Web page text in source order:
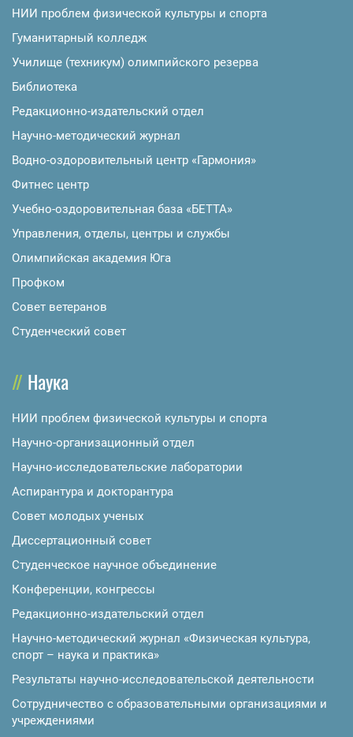
НИИ проблем физической культуры и спорта
Гуманитарный колледж
Училище (техникум) олимпийского резерва
Библиотека
Редакционно-издательский отдел
Научно-методический журнал
Водно-оздоровительный центр «Гармония»
Фитнес центр
Учебно-оздоровительная база «БЕТТА»
Управления, отделы, центры и службы
Олимпийская академия Юга
Профком
Совет ветеранов
Студенческий совет
Наука
НИИ проблем физической культуры и спорта
Научно-организационный отдел
Научно-исследовательские лаборатории
Аспирантура и докторантура
Совет молодых ученых
Диссертационный совет
Студенческое научное объединение
Конференции, конгрессы
Редакционно-издательский отдел
Научно-методический журнал «Физическая культура,
спорт – наука и практика»
Результаты научно-исследовательской деятельности
Сотрудничество с образовательными организациями и
учреждениями